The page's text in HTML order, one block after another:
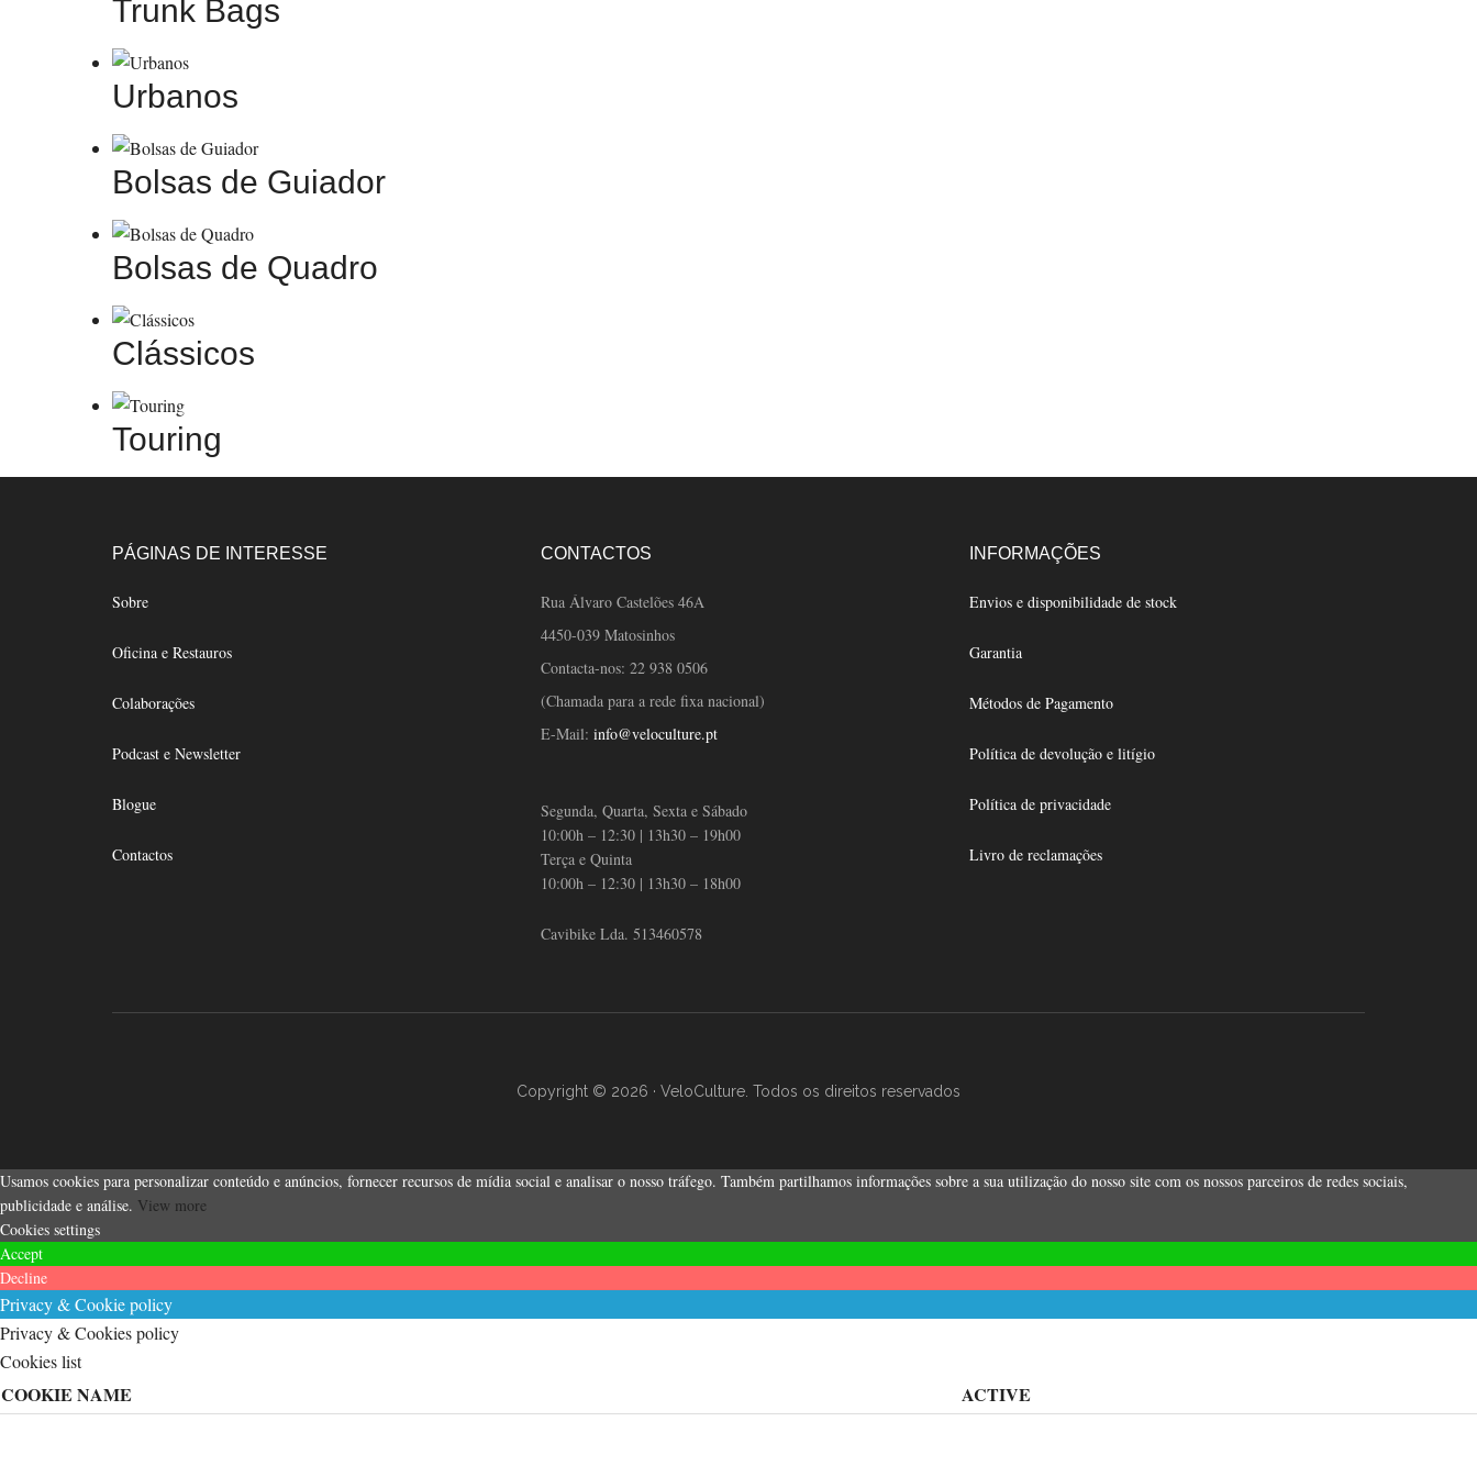
Trunk Bags
Urbanos
Bolsas de Guiador
Bolsas de Quadro
Clássicos
Touring
PÁGINAS DE INTERESSE
Sobre
Oficina e Restauros
Colaborações
Podcast e Newsletter
Blogue
Contactos
CONTACTOS
Rua Álvaro Castelões 46A
4450-039 Matosinhos
Contacta-nos: 22 938 0506
(Chamada para a rede fixa nacional)
E-Mail: info@veloculture.pt
Segunda, Quarta, Sexta e Sábado
10:00h – 12:30 | 13h30 – 19h00
Terça e Quinta
10:00h – 12:30 | 13h30 – 18h00
Cavibike Lda. 513460578
INFORMAÇÕES
Envios e disponibilidade de stock
Garantia
Métodos de Pagamento
Política de devolução e litígio
Política de privacidade
Livro de reclamações
Copyright © 2026 · VeloCulture. Todos os direitos reservados
Usamos cookies para personalizar conteúdo e anúncios, fornecer recursos de mídia social e analisar o nosso tráfego. Também partilhamos informações sobre a sua utilização do nosso site com os nossos parceiros de redes sociais,
publicidade e análise. View more
Cookies settings
Accept
Decline
Privacy & Cookie policy
Privacy & Cookies policy
Cookies list
COOKIE NAME ACTIVE